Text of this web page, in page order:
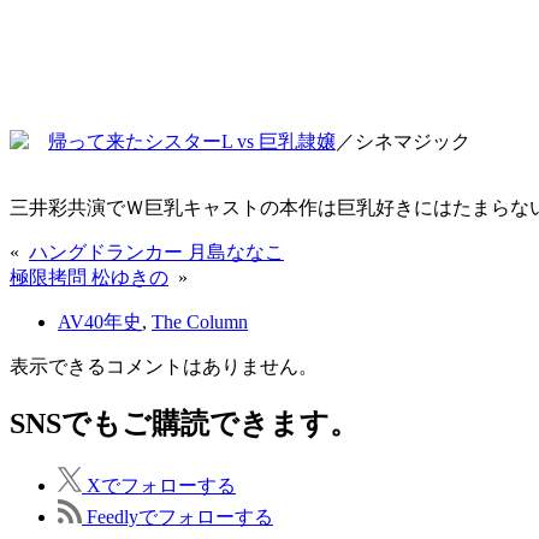
帰って来たシスターL vs 巨乳隷嬢／シネマジック
三井彩共演でＷ巨乳キャストの本作は巨乳好きにはたまらな
« ハングドランカー 月島ななこ
極限拷問 松ゆきの »
AV40年史, The Column
表示できるコメントはありません。
SNSでもご購読できます。
Xでフォローする
Feedlyでフォローする